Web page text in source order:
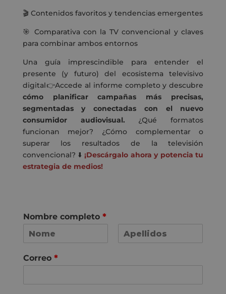
🎬 Contenidos favoritos y tendencias emergentes
🎯 Comparativa con la TV convencional y claves
para combinar ambos entornos
Una guía imprescindible para entender el
presente (y futuro) del ecosistema televisivo
digital👉Accede al informe completo y descubre
cómo planificar campañas más precisas,
segmentadas y conectadas con el nuevo
consumidor audiovisual. ¿Qué formatos
funcionan mejor? ¿Cómo complementar o
superar los resultados de la televisión
convencional? ⬇️ ¡Descárgalo ahora y potencia tu
estrategia de medios!
Nombre completo *
o
m
d
Correo *